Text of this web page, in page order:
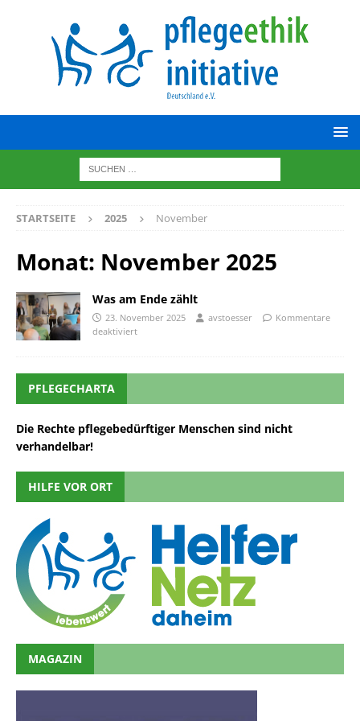
STARTSEITE 2025 November
Monat: November 2025
Was am Ende zählt
23. November 2025 avstoesser
Kommentare
deaktiviert
PFLEGECHARTA
Die Rechte pflegebedürftiger Menschen sind nicht
verhandelbar!
HILFE VOR ORT
MAGAZIN